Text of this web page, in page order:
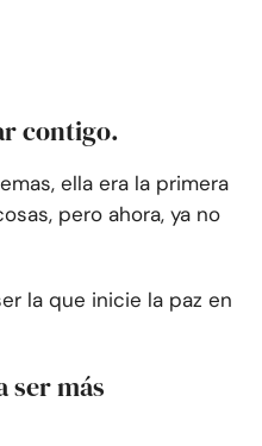
contigo.
ella era la primera
pero ahora, ya no
la que inicie la paz en
ser más